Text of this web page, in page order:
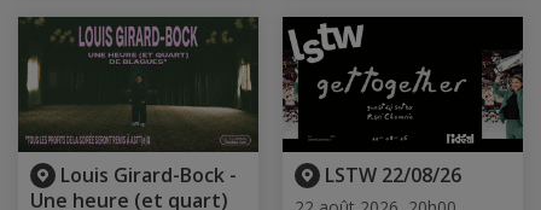
Louis Girard-Bock -
Une heure (et quart)
LSTW 22/08/26